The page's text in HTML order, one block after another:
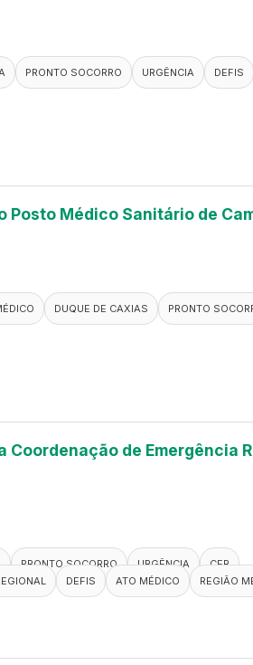
PRONTO SOCORRO URGÊNCIA DEFIS
Posto Médico Sanitário de
DUQUE DE CAXIAS PRONTO
de Emergência
PRONTO SOCORRO URGÊNCIA
CER
DEFIS ATO MÉDICO REGIÃO